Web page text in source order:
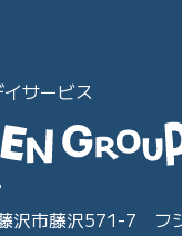
サービス
市藤沢571-7 フ